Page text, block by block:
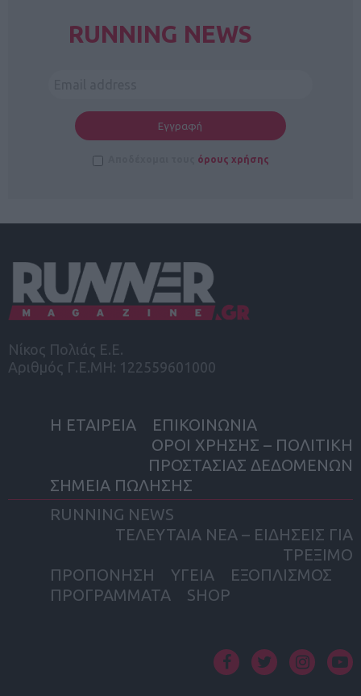
RUNNING NEWS
όρους χρήσης
Νίκος Πολιάς Ε.Ε.
Αριθμός Γ.Ε.ΜΗ: 122559601000
Η ΕΤΑΙΡΕΙΑ
ΕΠΙΚΟΙΝΩΝΙΑ
ΟΡΟΙ ΧΡΗΣΗΣ – ΠΟΛΙΤΙΚΗ
ΠΡΟΣΤΑΣΙΑΣ ΔΕΔΟΜΕΝΩΝ
ΣΗΜΕΙΑ ΠΩΛΗΣΗΣ
RUNNING NEWS
ΤΕΛΕΥΤΑΙΑ ΝΕΑ – ΕΙΔΗΣΕΙΣ ΓΙΑ
ΤΡΕΞΙΜΟ
ΠΡΟΠΟΝΗΣΗ
ΥΓΕΙΑ
ΕΞΟΠΛΙΣΜΟΣ
ΠΡΟΓΡΑΜΜΑΤΑ
SHOP